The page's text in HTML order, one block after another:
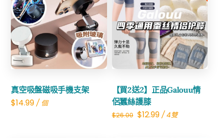
真空吸盤磁吸手機支架
$14.99 / 個
Share
【買2送2】正品Galouu情
侶蠶絲護膝
$26.00 Original
$12.99Current
/ 4雙
Share